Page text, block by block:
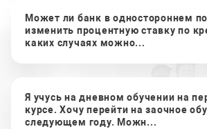
Может ли банк в одностороннем
изменить процентную ставку по
каких случаях можно...
Я учусь на дневном обучении на
курсе. Хочу перейти на заочное
следующем году. Можн...